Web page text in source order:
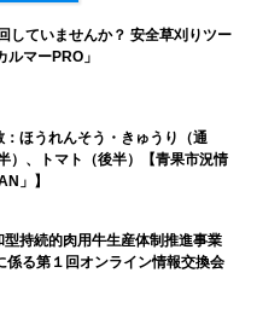
していませんか？ 安全草刈りツー
マーPRO」
ほうれんそう・きゅうり（通
）、トマト（後半）【青果市況情
」】
持続的肉用牛生産体制推進事業
る第１回オンライン情報交換会